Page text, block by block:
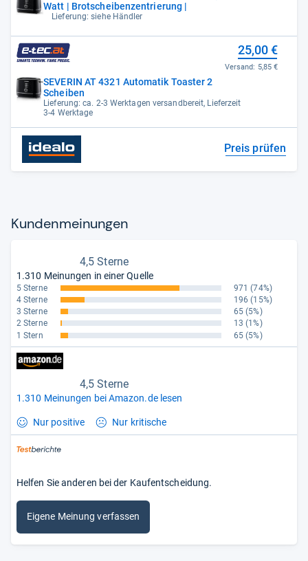
Watt | Brotscheibenzentrierung |
Lieferung: siehe Händler
SEVERIN AT 4321 Automatik Toaster 2
Scheiben
Lieferung: ca. 2-3 Werktagen versandbereit, Lieferzeit
3-4 Werktage
25,00 €
Versand: 5,85 €
Preis prüfen
Kun­den­mei­nun­gen
4,5 Sterne
1.310 Meinungen in einer Quelle
5 Sterne 971 (74%)
4 Sterne
196 (15%)
3 Sterne
65 (5%)
2 Sterne
13 (1%)
1 Stern
65 (5%)
4,5 Sterne
1.310 Meinungen bei Amazon.de lesen
Nur positive Nur kritische
Helfen Sie anderen bei der Kaufentscheidung.
Eigene Meinung verfassen